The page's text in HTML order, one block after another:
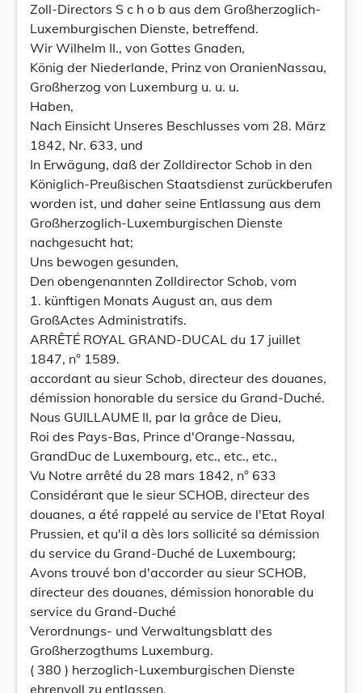
Zoll-Directors S c h o b aus dem Großherzoglich-
Luxemburgischen Dienste, betreffend.
Wir Wilhelm II., von Gottes Gnaden,
König der Niederlande, Prinz von OranienNassau,
Großherzog von Luxemburg u. u. u.
Haben,
Nach Einsicht Unseres Beschlusses vom 28. März
1842, Nr. 633, und
In Erwägung, daß der Zolldirector Schob in den
Königlich-Preußischen Staatsdienst zurückberufen
worden ist, und daher seine Entlassung aus dem
Großherzoglich-Luxemburgischen Dienste
nachgesucht hat;
Uns bewogen gesunden,
Den obengenannten Zolldirector Schob, vom
1. künftigen Monats August an, aus dem
GroßActes Administratifs.
ARRÊTÉ ROYAL GRAND-DUCAL du 17 juillet
1847, n° 1589.
accordant au sieur Schob, directeur des douanes,
démission honorable du sersice du Grand-Duché.
Nous GUILLAUME II, par la grâce de Dieu,
Roi des Pays-Bas, Prince d'Orange-Nassau,
GrandDuc de Luxembourg, etc., etc., etc.,
Vu Notre arrêté du 28 mars 1842, n° 633
Considérant que le sieur SCHOB, directeur des
douanes, a été rappelé au service de l'Etat Royal
Prussien, et qu'il a dès lors sollicité sa démission
du service du Grand-Duché de Luxembourg;
Avons trouvé bon d'accorder au sieur SCHOB,
directeur des douanes, démission honorable du
service du Grand-Duché
Verordnungs- und Verwaltungsblatt des
Großherzogthums Luxemburg.
( 380 ) herzoglich-Luxemburgischen Dienste
ehrenvoll zu entlassen.